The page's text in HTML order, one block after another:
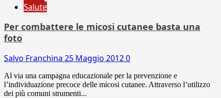
Salute
Per combattere le micosi cutanee basta una
foto
Salvo Franchina 25 Maggio 20120
Al via una campagna educazionale per la prevenzione e
l’individuazione precoce delle micosi cutanee. Attraverso l’utilizzo
dei più comuni strumenti...